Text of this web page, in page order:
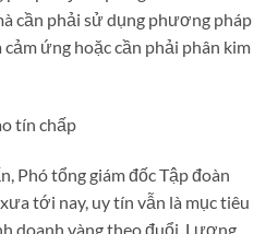
cần phải sử dụng phương pháp
ứng hoặc cần phải phân kim
tín chấp
Phó tổng giám đốc Tập đoàn
tới nay, uy tín vẫn là mục tiêu
doanh vàng theo đuổi. Lượng